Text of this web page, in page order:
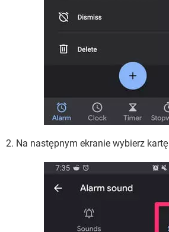
2. Na następnym ekranie wybierz kartę